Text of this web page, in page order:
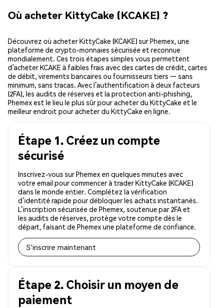
Où acheter KittyCake (KCAKE) ?
Découvrez où acheter KittyCake (KCAKE) sur Phemex, une
plateforme de crypto-monnaies sécurisée et reconnue
mondialement. Ces trois étapes simples vous permettent
d’acheter KCAKE à faibles frais avec des cartes de crédit, cartes
de débit, virements bancaires ou fournisseurs tiers — sans
minimum, sans tracas. Avec l’authentification à deux facteurs
(2FA), les audits de réserves et la protection anti-phishing,
Phemex est le lieu le plus sûr pour acheter du KittyCake et le
meilleur endroit pour acheter du KittyCake en ligne.
Étape 1. Créez un compte
sécurisé
Inscrivez-vous sur Phemex en quelques minutes avec
votre email pour commencer à trader KittyCake (KCAKE)
dans le monde entier. Complétez la vérification
d’identité rapide pour débloquer les achats instantanés.
L’inscription sécurisée de Phemex, soutenue par 2FA et
les audits de réserves, protège votre compte dès le
départ, faisant de Phemex une plateforme de confiance.
S'inscrire maintenant
Étape 2. Choisir un moyen de
paiement